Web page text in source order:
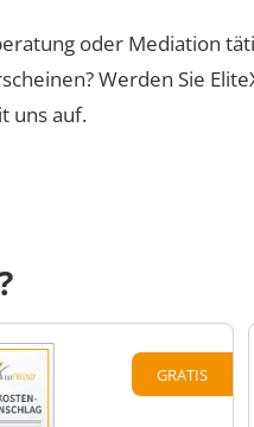
oder Mediation
Werden Sie
uns auf.
GRATIS